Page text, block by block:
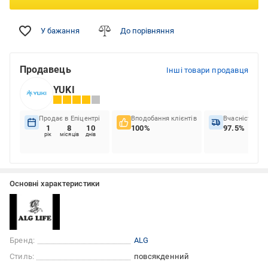
У бажання До порівняння
Продавець Інші товари продавця
YUKI
Продає в Епіцентрі
1
рік
8
місяців
10
днів
Вподобання клієнтів
100%
Вчасність
97.5%
Основні характеристики
Бренд:
ALG
Стиль:
повсякденний